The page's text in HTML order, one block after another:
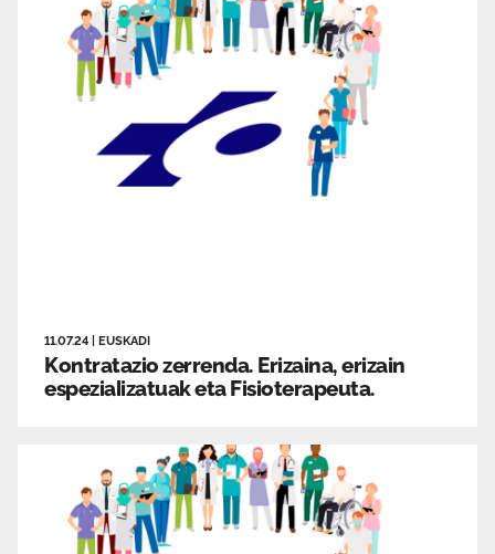
11.07.24 EUSKADI
Kontratazio zerrenda. Erizaina, erizain
espezializatuak eta Fisioterapeuta.